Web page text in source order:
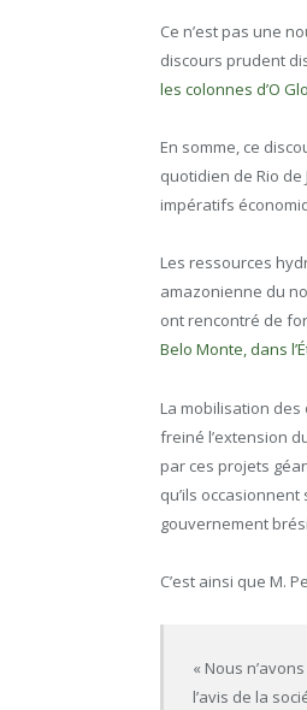
Ce n’est pas une
discours prudent
les colonnes d’O
En somme, ce
quotidien de Rio
impératifs
Les ressources
amazonienne du
ont rencontré de
Belo Monte, dans
La mobilisation
freiné l’extension
par ces projets
qu’ils
gouvernement
C’est ainsi que M.
« Nous
l’avis de la